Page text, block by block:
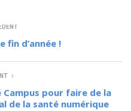
fin d’année !
Campus pour faire de la
de la santé numérique